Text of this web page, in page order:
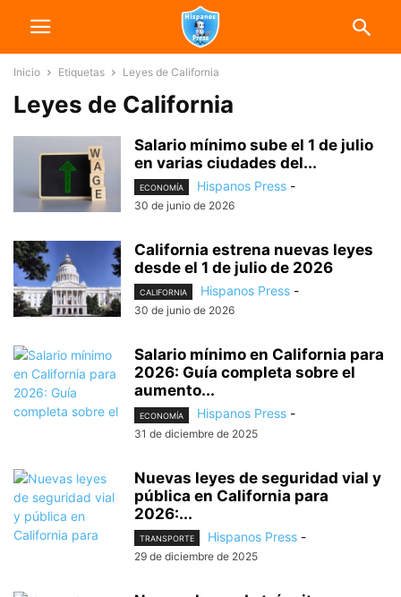
Inicio Etiquetas Leyes de California
Leyes de California
Salario mínimo sube el 1 de julio
en varias ciudades del...
ECONOMÍA Hispanos Press -
30 de junio de 2026
California estrena nuevas leyes
desde el 1 de julio de 2026
CALIFORNIA Hispanos Press -
30 de junio de 2026
Salario mínimo en California para
2026: Guía completa sobre el
aumento...
ECONOMÍA Hispanos Press -
31 de diciembre de 2025
Nuevas leyes de seguridad vial y
pública en California para
2026:...
TRANSPORTE Hispanos Press -
29 de diciembre de 2025